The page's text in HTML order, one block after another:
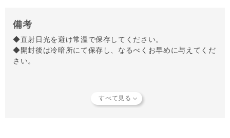
備考
◆直射日光を避け常温で保存してください。
◆開封後は冷暗所にて保存し、なるべくお早めに与えてくだ
さい。
当店では独自の安全基準を設け、原材料そのものの品質やパ